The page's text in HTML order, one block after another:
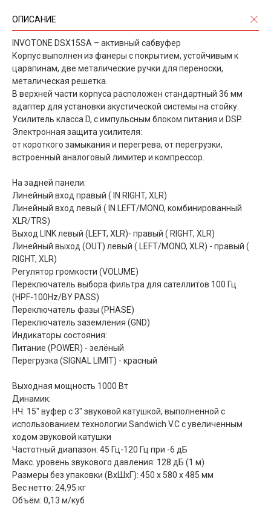
ОПИСАНИЕ
INVOTONE DSX15SA – активный сабвуфер
Корпус выполнен из фанеры с покрытием, устойчивым к
царапинам, две металические ручки для переноски,
металическая решетка.
В верхней части корпуса расположен стандартный 36 мм
адаптер для установки акустической системы на стойку.
Усилитель класса D, с импульсным блоком питания и DSP.
Электронная защита усилителя:
от короткого замыкания и перегрева, от перегрузки,
встроенный аналоговый лимитер и компрессор.
На задней панели:
Линейный вход правый ( IN RIGHT, XLR)
Линейный вход левый ( IN LEFT/MONO, комбинированный
XLR/TRS)
Выход LINK левый (LEFT, XLR)- правый ( RIGHT, XLR)
Линейный выход (OUT) левый ( LEFT/MONO, XLR) - правый (
RIGHT, XLR)
Регулятор громкости (VOLUME)
Переключатель выбора фильтра для сателлитов 100 Гц
(HPF-100Hz/BY PASS)
Переключатель фазы (PHASE)
Переключатель заземления (GND)
Индикаторы состояния:
Питание (POWER) - зелёный
Перегрузка (SIGNAL LIMIT) - красный
Выходная мощность 1000 Вт
Динамик:
НЧ: 15" вуфер с 3" звуковой катушкой, выполненной с
использованием технологии Sandwich V.C с увеличенным
ходом звуковой катушки
Частотный диапазон: 45 Гц-120 Гц при -6 дБ
Макс. уровень звукового давления: 128 дБ (1 м)
Размеры без упаковки (ВхШхГ): 450 х 580 х 485 мм
Вес нетто: 24,95 кг
Объём: 0,13 м/куб